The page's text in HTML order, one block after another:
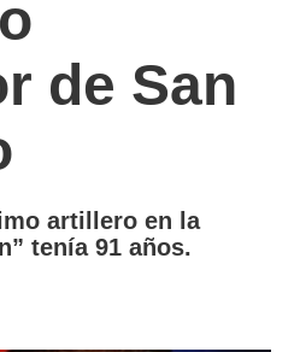
de San
artillero en la
tenía 91 años.